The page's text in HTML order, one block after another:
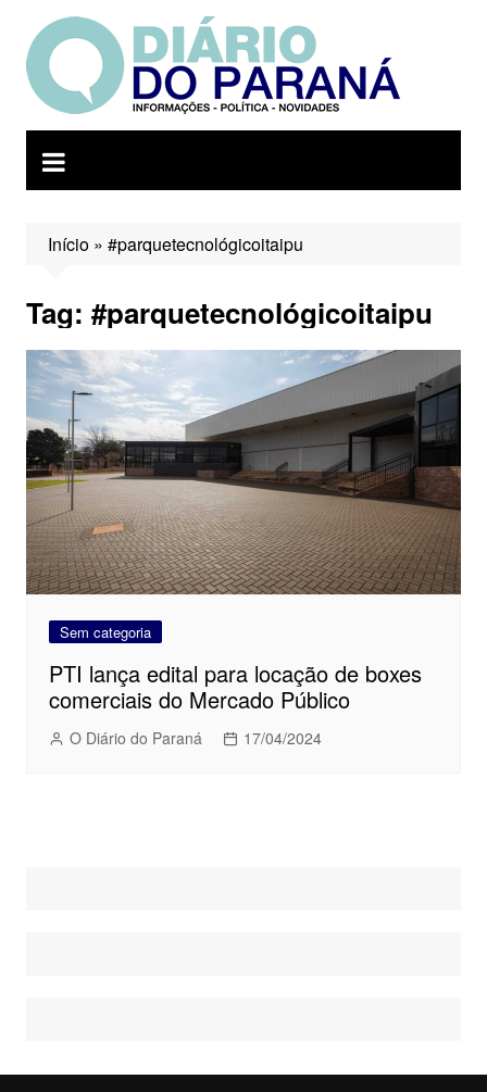
para
conteúdo
Início» #parquetecnológicoitaipu
Tag: #parquetecnológicoitaipu
Sem categoria
PTI lança edital para locação de boxes
comerciais do Mercado Público
O Diário do Paraná 17/04/2024